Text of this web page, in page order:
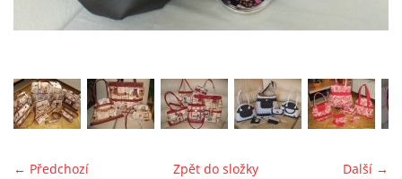
← Předchozí Další →
Zpět do složky